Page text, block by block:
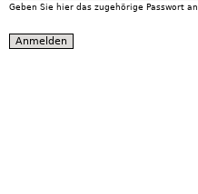
Geben Sie hier das zugehörige Passwort an.